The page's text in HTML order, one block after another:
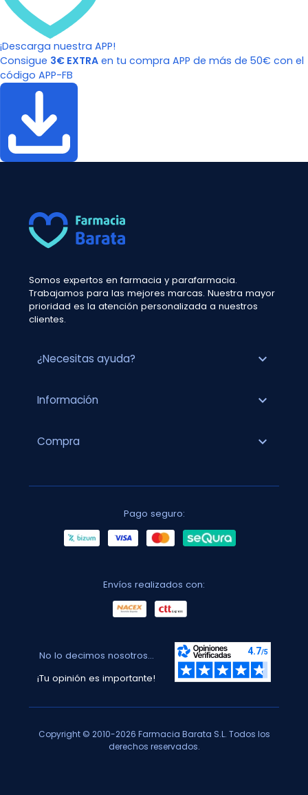
¡Descarga nuestra APP!
Consigue 3€ EXTRA en tu compra APP de más de 50€ con el
código APP-FB
Somos expertos en farmacia y parafarmacia.
Trabajamos para las mejores marcas. Nuestra mayor
prioridad es la atención personalizada a nuestros
clientes.
¿Necesitas ayuda? expand_more
Información expand_more
Compra expand_more
Pago seguro:
Envíos realizados con:
No lo decimos nosotros...
¡Tu opinión es importante!
Copyright © 2010-2026 Farmacia Barata S.L. Todos los
derechos reservados.